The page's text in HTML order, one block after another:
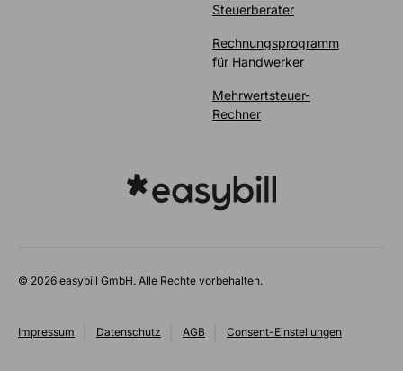
Steuerberater
Rechnungsprogramm
für Handwerker
Mehrwertsteuer-
Rechner
© 2026 easybill GmbH. Alle Rechte vorbehalten.
Impressum Datenschutz AGB Consent-Einstellungen